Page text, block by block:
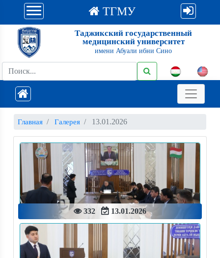
ТГМУ
Таджикский государственный
медицинский университет
имени Абуали ибни Сино
Главная Галерея 13.01.2026
332 13.01.2026